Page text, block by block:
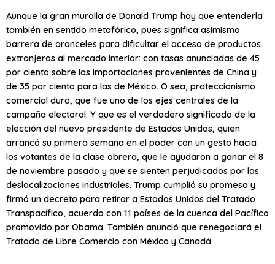
Aunque la gran muralla de Donald Trump hay que entenderla
también en sentido metafórico, pues significa asimismo
barrera de aranceles para dificultar el acceso de productos
extranjeros al mercado interior: con tasas anunciadas de 45
por ciento sobre las importaciones provenientes de China y
de 35 por ciento para las de México. O sea, proteccionismo
comercial duro, que fue uno de los ejes centrales de la
campaña electoral. Y que es el verdadero significado de la
elección del nuevo presidente de Estados Unidos, quien
arrancó su primera semana en el poder con un gesto hacia
los votantes de la clase obrera, que le ayudaron a ganar el 8
de noviembre pasado y que se sienten perjudicados por las
deslocalizaciones industriales. Trump cumplió su promesa y
firmó un decreto para retirar a Estados Unidos del Tratado
Transpacífico, acuerdo con 11 países de la cuenca del Pacífico
promovido por Obama. También anunció que renegociará el
Tratado de Libre Comercio con México y Canadá.